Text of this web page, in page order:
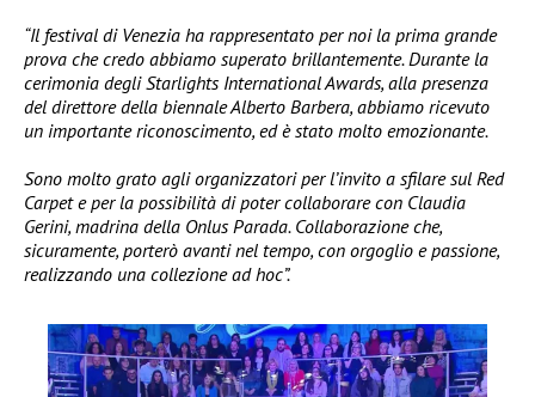
“Il festival di Venezia ha rappresentato per noi la prima grande
prova che credo abbiamo superato brillantemente. Durante la
cerimonia degli Starlights International Awards, alla presenza
del direttore della biennale Alberto Barbera, abbiamo ricevuto
un importante riconoscimento, ed è stato molto emozionante.
Sono molto grato agli organizzatori per l’invito a sfilare sul Red
Carpet e per la possibilità di poter collaborare con Claudia
Gerini, madrina della Onlus Parada. Collaborazione che,
sicuramente, porterò avanti nel tempo, con orgoglio e passione,
realizzando una collezione ad hoc”.